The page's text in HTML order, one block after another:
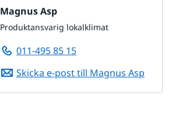
Magnus Asp
Produktansvarig lokalklimat
011-495 85 15
Skicka e-post till Magnus Asp